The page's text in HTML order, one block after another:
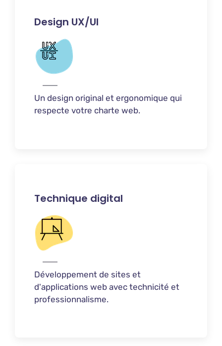
Design UX/UI
Un design original et ergonomique qui
respecte votre charte web.
Technique digital
Développement de sites et
d'applications web avec technicité et
professionnalisme.